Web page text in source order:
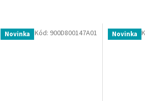
Novinka Kód: 900D800147A01 Novinka